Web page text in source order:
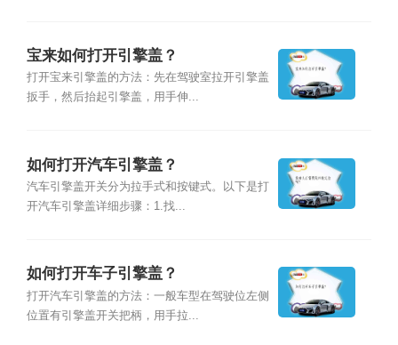
宝来如何打开引擎盖？
打开宝来引擎盖的方法：先在驾驶室拉开引擎盖
扳手，然后抬起引擎盖，用手伸...
如何打开汽车引擎盖？
汽车引擎盖开关分为拉手式和按键式。以下是打
开汽车引擎盖详细步骤：1.找...
如何打开车子引擎盖？
打开汽车引擎盖的方法：一般车型在驾驶位左侧
位置有引擎盖开关把柄，用手拉...